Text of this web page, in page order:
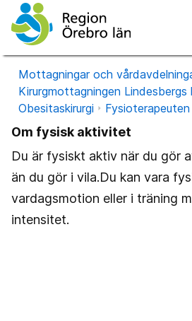
Mottagningar och
Kirurgmottagningen Lindesbergs
Obesitaskirurgi
Om fysisk aktivitet
Du är fysiskt aktiv när du gör
än du gör i vila.Du kan vara
vardagsmotion eller i träning
intensitet.